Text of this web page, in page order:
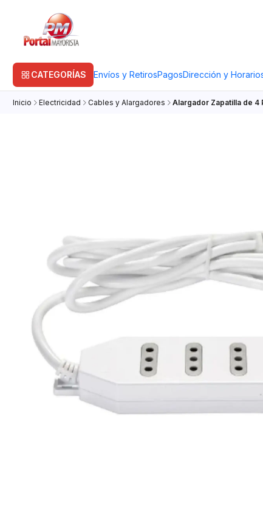
CATEGORÍAS Envíos y RetirosPagosDirección y
Inicio Electricidad Cables y Alargadores Alargador Zapatilla de 4